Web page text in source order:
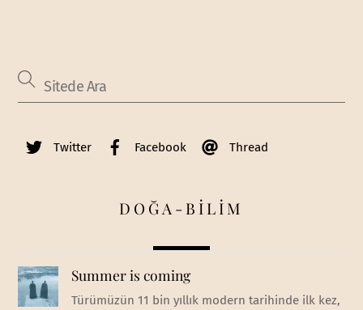
Twitter Facebook Thread
DOĞA-BİLİM
Summer is coming
Türümüzün 11 bin yıllık modern tarihinde ilk kez,